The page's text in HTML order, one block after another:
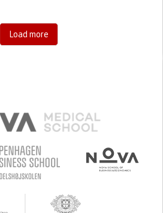
Load more